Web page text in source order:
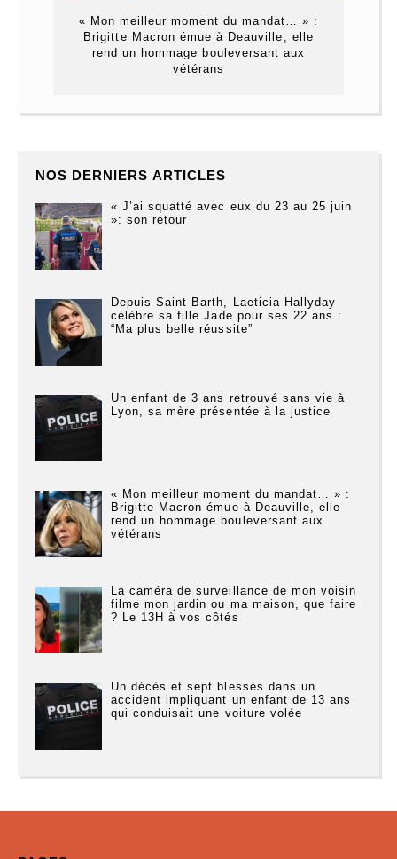
« Mon meilleur moment du mandat… » :
Brigitte Macron émue à Deauville, elle
rend un hommage bouleversant aux
vétérans
NOS DERNIERS ARTICLES
« J’ai squatté avec eux du 23 au 25 juin
»: son retour
Depuis Saint-Barth, Laeticia Hallyday
célèbre sa fille Jade pour ses 22 ans :
“Ma plus belle réussite”
Un enfant de 3 ans retrouvé sans vie à
Lyon, sa mère présentée à la justice
« Mon meilleur moment du mandat… » :
Brigitte Macron émue à Deauville, elle
rend un hommage bouleversant aux
vétérans
La caméra de surveillance de mon voisin
filme mon jardin ou ma maison, que faire
? Le 13H à vos côtés
Un décès et sept blessés dans un
accident impliquant un enfant de 13 ans
qui conduisait une voiture volée